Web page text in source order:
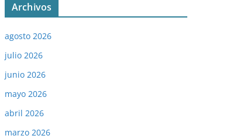
Archivos
agosto 2026
julio 2026
junio 2026
mayo 2026
abril 2026
marzo 2026